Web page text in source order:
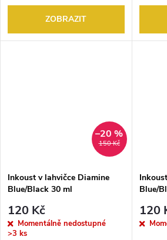
ZOBRAZIT
150 Kč
–20 %
Inkoust v lahvičce Diamine
Blue/Black 30 ml
120 Kč
Momentálně nedostupné
>3 ks
Blue/
120